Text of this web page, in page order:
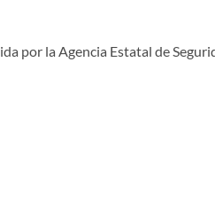
por la Agencia Estatal de